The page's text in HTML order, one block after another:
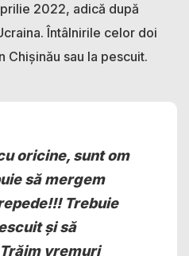
2022, adică după
Întâlnirile celor doi
Chișinău sau la pescuit.
oricine, sunt om
să mergem
Trebuie
și să
vremuri